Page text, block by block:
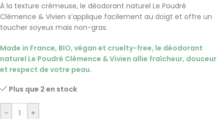
À la texture crémeuse, le déodorant naturel Le Poudré
Clémence & Vivien s’applique facilement au doigt et offre un
toucher soyeux mais non-gras.
Made in France, BIO, végan et cruelty-free, le déodorant
naturel Le Poudré Clémence & Vivien allie fraîcheur, douceur
et respect de votre peau.
Plus que 2 en stock
- +